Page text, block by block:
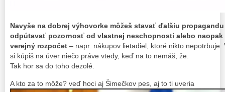
Navyše na dobrej výhovorke môžeš stavať ďalšiu
odpútavať pozornosť od vlastnej neschopnosti alebo
verejný rozpočet – napr. nákupov lietadiel, ktoré nikto nepotrbuje.
si kúpiš na úver niečo práve vtedy, keď na to nemáš, že.
Tak hor sa do toho dezolé.
A kto za to môže? veď hoci aj Šimečkov pes, aj to ti uveria